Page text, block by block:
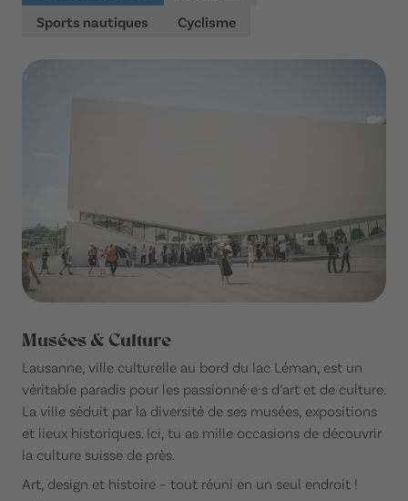
Sports nautiques
Cyclisme
Musées & Culture
Lausanne, ville culturelle au bord du lac Léman, est un
véritable paradis pour les passionné·e·s d’art et de culture.
La ville séduit par la diversité de ses musées, expositions
et lieux historiques. Ici, tu as mille occasions de découvrir
la culture suisse de près.
Art, design et histoire – tout réuni en un seul endroit !